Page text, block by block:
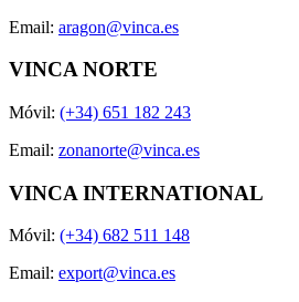
Email: aragon@vinca.es
VINCA NORTE
Móvil: (+34) 651 182 243
Email: zonanorte@vinca.es
VINCA INTERNATIONAL
Móvil: (+34) 682 511 148
Email: export@vinca.es